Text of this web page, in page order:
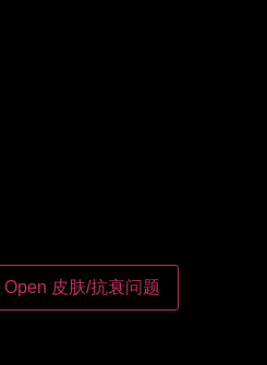
Open 皮肤/抗衰问题